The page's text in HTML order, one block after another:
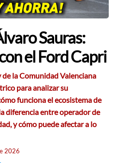
Sauras:
el Ford Capri
de la Comunidad Valenciana
para analizar su
funciona el ecosistema de
diferencia entre operador de
y cómo puede afectar a lo
2026